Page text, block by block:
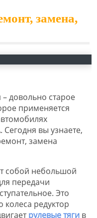
замена,
довольно старое
применяется
Сегодня вы узнаете,
замена
собой небольшой
передачи
Это
колеса редуктор
рулевые тяги в